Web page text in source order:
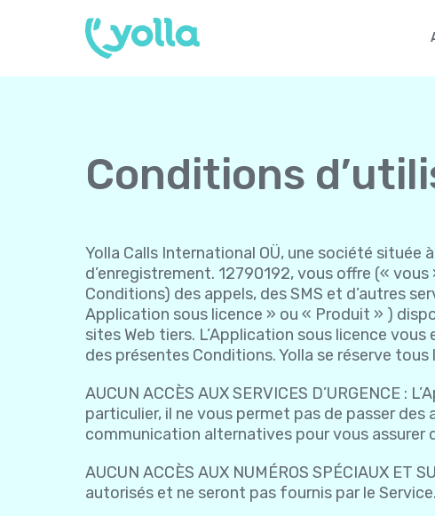
Conditions
Yolla Calls International OÜ, une société située
d’enregistrement. 12790192, vous offre («
Conditions) des appels, des SMS et d’autres
Application sous licence » ou « Produit » )
sites Web tiers. L’Application sous licence
des présentes Conditions. Yolla se réserve
AUCUN ACCÈS AUX SERVICES D’URGENCE
particulier, il ne vous permet pas de passer des
communication alternatives pour vous assurer
AUCUN ACCÈS AUX NUMÉROS SPÉCIAUX
autorisés et ne seront pas fournis par le Service.